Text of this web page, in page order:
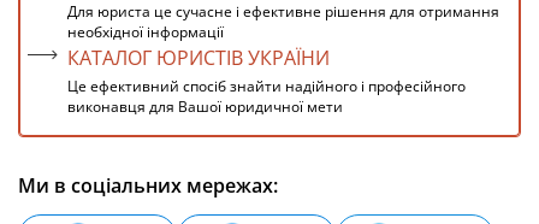
Для юриста це сучасне і ефективне рішення для отримання
необхідної інформації
КАТАЛОГ ЮРИСТІВ УКРАЇНИ
Це ефективний спосіб знайти надійного і професійного
виконавця для Вашої юридичної мети
Ми в соціальних мережах: